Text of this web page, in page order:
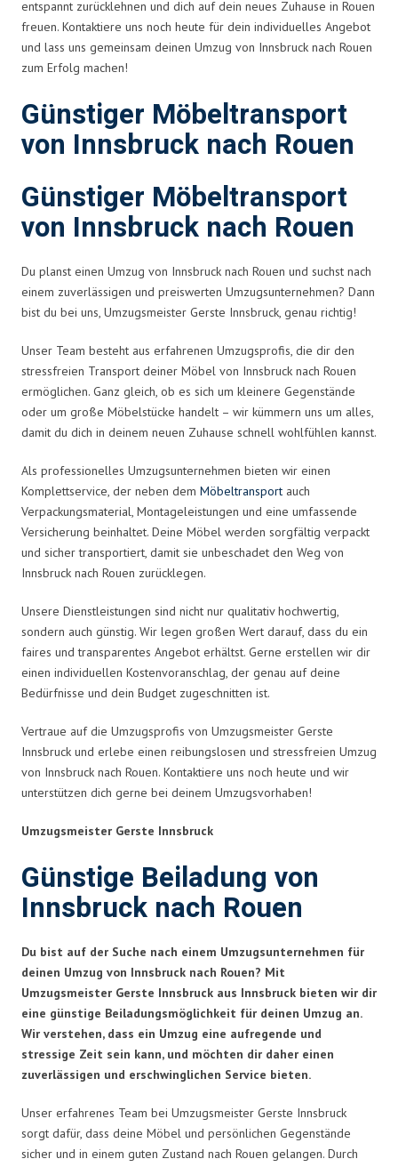
entspannt zurücklehnen und dich auf dein neues Zuhause in Rouen
freuen. Kontaktiere uns noch heute für dein individuelles Angebot
und lass uns gemeinsam deinen Umzug von Innsbruck nach Rouen
zum Erfolg machen!
Günstiger Möbeltransport
von Innsbruck nach Rouen
Günstiger Möbeltransport
von Innsbruck nach Rouen
Du planst einen Umzug von Innsbruck nach Rouen und suchst nach
einem zuverlässigen und preiswerten Umzugsunternehmen? Dann
bist du bei uns, Umzugsmeister Gerste Innsbruck, genau richtig!
Unser Team besteht aus erfahrenen Umzugsprofis, die dir den
stressfreien Transport deiner Möbel von Innsbruck nach Rouen
ermöglichen. Ganz gleich, ob es sich um kleinere Gegenstände
oder um große Möbelstücke handelt – wir kümmern uns um alles,
damit du dich in deinem neuen Zuhause schnell wohlfühlen kannst.
Als professionelles Umzugsunternehmen bieten wir einen
Komplettservice, der neben dem Möbeltransport auch
Verpackungsmaterial, Montageleistungen und eine umfassende
Versicherung beinhaltet. Deine Möbel werden sorgfältig verpackt
und sicher transportiert, damit sie unbeschadet den Weg von
Innsbruck nach Rouen zurücklegen.
Unsere Dienstleistungen sind nicht nur qualitativ hochwertig,
sondern auch günstig. Wir legen großen Wert darauf, dass du ein
faires und transparentes Angebot erhältst. Gerne erstellen wir dir
einen individuellen Kostenvoranschlag, der genau auf deine
Bedürfnisse und dein Budget zugeschnitten ist.
Vertraue auf die Umzugsprofis von Umzugsmeister Gerste
Innsbruck und erlebe einen reibungslosen und stressfreien Umzug
von Innsbruck nach Rouen. Kontaktiere uns noch heute und wir
unterstützen dich gerne bei deinem Umzugsvorhaben!
Umzugsmeister Gerste Innsbruck
Günstige Beiladung von
Innsbruck nach Rouen
Du bist auf der Suche nach einem Umzugsunternehmen für
deinen Umzug von Innsbruck nach Rouen? Mit
Umzugsmeister Gerste Innsbruck aus Innsbruck bieten wir dir
eine günstige Beiladungsmöglichkeit für deinen Umzug an.
Wir verstehen, dass ein Umzug eine aufregende und
stressige Zeit sein kann, und möchten dir daher einen
zuverlässigen und erschwinglichen Service bieten.
Unser erfahrenes Team bei Umzugsmeister Gerste Innsbruck
sorgt dafür, dass deine Möbel und persönlichen Gegenstände
sicher und in einem guten Zustand nach Rouen gelangen. Durch